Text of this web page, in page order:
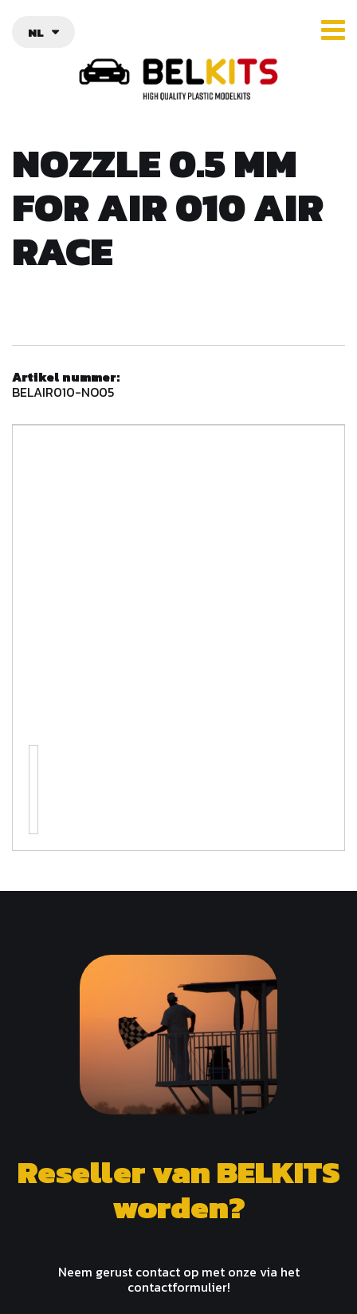
NL
NOZZLE 0.5 MM
FOR AIR 010 AIR
RACE
Artikel nummer:
BELAIR010-NO05
Reseller van BELKITS
worden?
Neem gerust contact op met onze via het
contactformulier!